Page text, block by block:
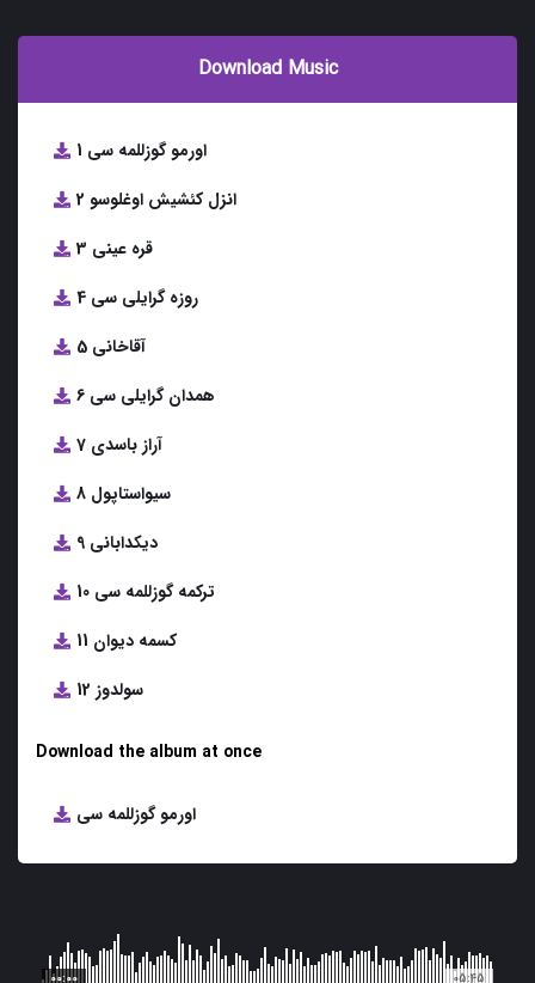
Download Music
1 اورمو گوزللمه سی
2 انزل کئشیش اوغلوسو
3 قره عینی
4 روزه گرایلی سی
5 آقاخانی
6 همدان گرایلی سی
7 آراز باسدی
8 سیواستاپول
9 دیکدابانی
10 ترکمه گوزللمه سی
11 کسمه دیوان
12 سولدوز
Download the album at once
اورمو گوزللمه سی
05:45
00:00